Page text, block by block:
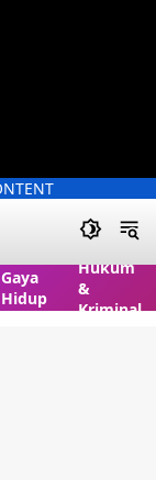
Gaya
Hidup
Hukum
&
Kriminal